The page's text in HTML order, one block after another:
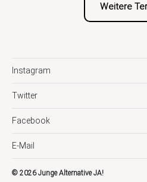
Weitere
Instagram
Twitter
Facebook
E-Mail
© 2026Junge Alternative JA!